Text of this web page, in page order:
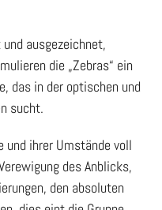
ausgezeichnet,
die „Zebras“ ein
das in der optischen und
sucht.
und ihrer Umstände voll
des Anblicks,
den absoluten